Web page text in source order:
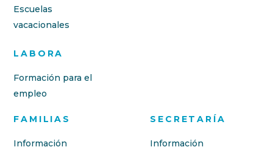
Escuelas
vacacionales
LABORA
Formación para el
empleo
FAMILIAS
Información
SECRETARÍA
Información